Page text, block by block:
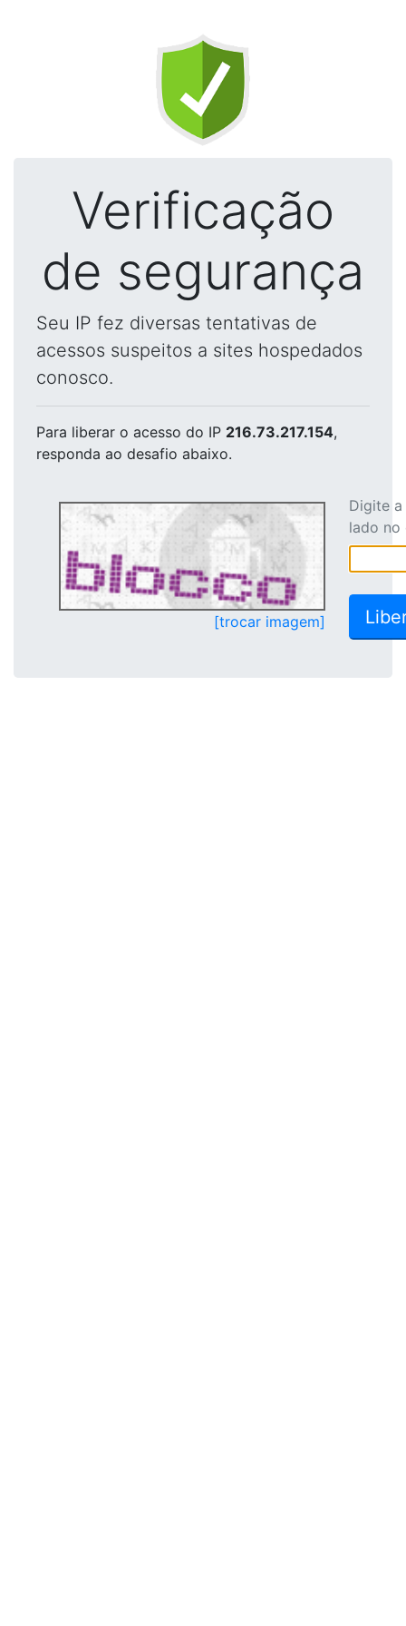
Verificação
de segurança
Seu IP fez diversas tentativas de
acessos suspeitos a sites hospedados
conosco.
Para liberar o acesso do IP 216.73.217.154,
responda ao desafio abaixo.
[trocar imagem]
Digite
lado no